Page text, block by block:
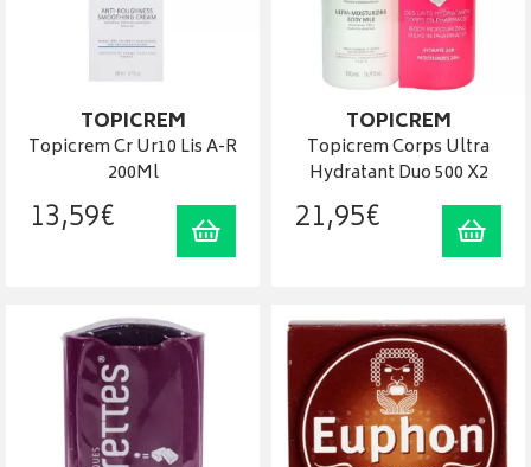
TOPICREM
Topicrem Cr Ur10 Lis A-R
200Ml
13,59€ Ajouter au panier
TOPICREM
Topicrem Corps Ultra
Hydratant Duo 500 X2
21,95€